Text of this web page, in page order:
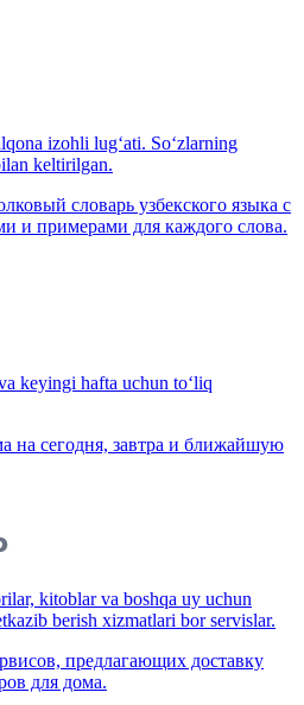
izohli lug‘ati. So‘zlarning
keltirilgan.
словарь узбекского языка с
и примерами для каждого слова.
keyingi hafta uchun to‘liq
на сегодня, завтра и ближайшую
kitoblar va boshqa uy uchun
berish xizmatlari bor servislar.
предлагающих доставку
для дома.